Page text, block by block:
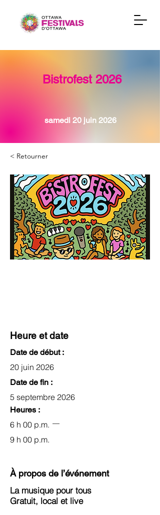
Bistrofest 2026
samedi 20 juin 2026
< Retourner
Heure et date
Date de début :
20 juin 2026
Date de fin :
5 septembre 2026
Heures :
6 h 00 p.m.
9 h 00 p.m.
À propos de l’événement
La musique pour tous
Gratuit, local et live